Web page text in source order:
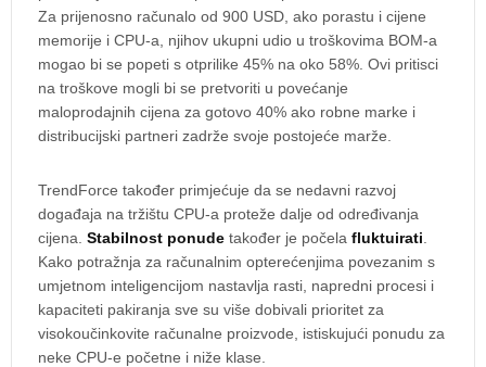
Za prijenosno računalo od 900 USD, ako porastu i cijene
memorije i CPU-a, njihov ukupni udio u troškovima BOM-a
mogao bi se popeti s otprilike 45% na oko 58%. Ovi pritisci
na troškove mogli bi se pretvoriti u povećanje
maloprodajnih cijena za gotovo 40% ako robne marke i
distribucijski partneri zadrže svoje postojeće marže.
TrendForce također primjećuje da se nedavni razvoj
događaja na tržištu CPU-a proteže dalje od određivanja
cijena. Stabilnost ponude također je počela fluktuirati
Kako potražnja za računalnim opterećenjima povezanim s
umjetnom inteligencijom nastavlja rasti, napredni procesi i
kapaciteti pakiranja sve su više dobivali prioritet za
visokoučinkovite računalne proizvode, istiskujući ponudu za
neke CPU-e početne i niže klase.